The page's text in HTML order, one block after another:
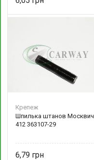
Крепеж
Шпилька штанов Москвич
412 363107-29
6,79